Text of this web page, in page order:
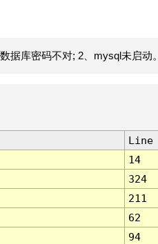
据库密码不对; 2、mysql未启动。
Line
14
324
211
62
94